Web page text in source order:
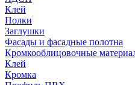
Клей
Полки
Заглушки
Фасады и фасадные полотна
Кромкооблицовочные
Клей
Кромка